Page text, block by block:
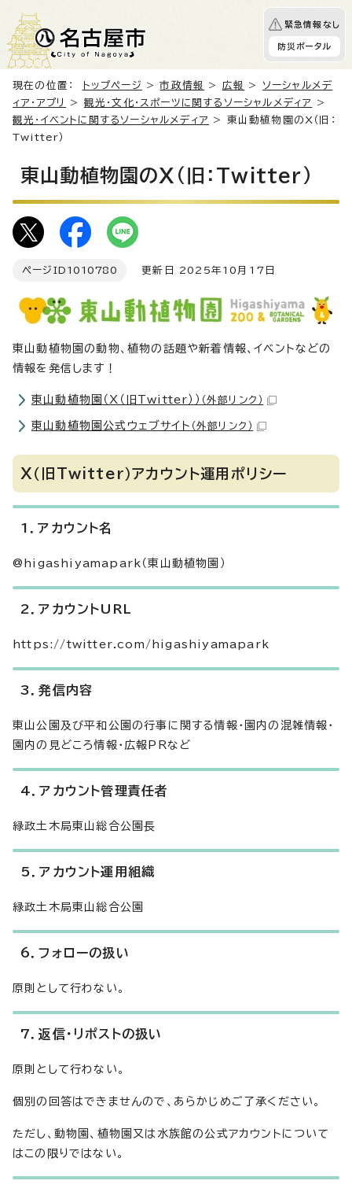
緊急情報なし
防災ポータル
現在の位置： トップページ >市政情報 > 広報 > ソーシャルメデ
ィア・アプリ
> 観光・文化・スポーツに関するソーシャルメディア
>
観光・イベントに関するソーシャルメディア
> 東山動植物園のX（旧：
Twitter）
東山動植物園のX（旧：Twitter）
ページID 1010780 更新日 2025年10月17日
東山動植物園の動物、植物の話題や新着情報、イベントなどの
情報を発信します！
東山動植物園（X（旧Twitter）） （外部リンク）
東山動植物園公式ウェブサイト （外部リンク）
X（旧Twitter）アカウント運用ポリシー
1．アカウント名
@higashiyamapark（東山動植物園）
2．アカウントURL
https://twitter.com/higashiyamapark
3．発信内容
東山公園及び平和公園の行事に関する情報・園内の混雑情報・
園内の見どころ情報・広報PRなど
4．アカウント管理責任者
緑政土木局東山総合公園長
5．アカウント運用組織
緑政土木局東山総合公園
6．フォローの扱い
原則として行わない。
7．返信・リポストの扱い
原則として行わない。
個別の回答はできませんので、あらかじめご了承ください。
ただし、動物園、植物園又は水族館の公式アカウントについて
はこの限りではない。